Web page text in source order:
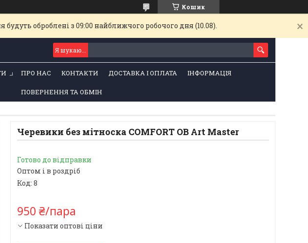
Кошик
оброблені з 09:00 найближчого робочого дня (10.08).
ПРО НАС КОНТАКТИ ДОСТАВКА І ОПЛАТА ІНФОРМАЦІЯ
ПОВЕРНЕННЯ ТА ОБМІН
Черевики без мітноска COMFORT OB Art Master
Готово до відправки
Оптом і в роздріб
Код: 8
950 ₴/пара
Показати оптові ціни